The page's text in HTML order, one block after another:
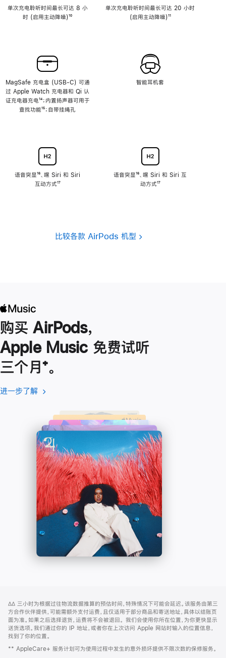
单次充电聆听时间最长可达 8 小
时 (启用主动降噪)脚
¹⁰
MagSafe 充电盒 (USB-C) 可通
过 Apple Watch 充电器和 Qi 认
证充电器充电脚
注
¹⁴；内置扬声器可用于
查找功能脚
¹⁵；自带挂绳孔
语音突显脚
注
¹⁶、嘿 Siri 和 Siri
互动方式脚
¹⁷
单次充电聆听时间最长可达 20 小时
(启用主动降噪)脚
¹¹
智能耳机套
语音突显脚
注
¹⁶、嘿 Siri 和 Siri 互
动方式脚
¹⁷
比较各款 AirPods 机型
购买 AirPods，
Apple Music 免费试听
三个月脚
注
⁺。
进一步了解 进
了
解
-
Apple
Music
(在
口
中
打
开)
页
页
脚
注
∆∆ 三小时为根据过往物流数据推算的预估时间，特殊情况下可能会延迟。该服务由第三
方合作伙伴提供，可能需额外支付运费，且仅适用于部分商品和寄送地址，具体以结账页
面为准。如果之后选择退货，运费将不会被退回。 我们会使用你所在位置，为你更快显示
送货选项。我们通过你的 IP 地址，或者你在上次访问 Apple 网站时输入的位置信息，
找到了你的位置。
** AppleCare+ 服务计划可为使用过程中发生的意外损坏提供不限次数的保修服务。